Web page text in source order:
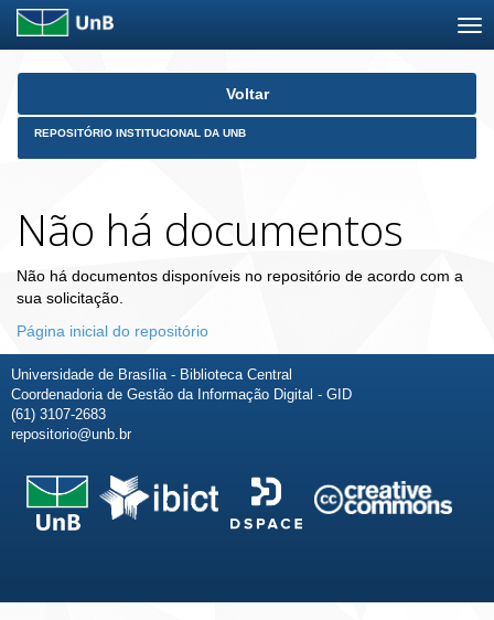
Skip
Voltar
REPOSITÓRIO INSTITUCIONAL DA UNB
Não há documentos
Não há documentos disponíveis no repositório de acordo com a
sua solicitação.
Página inicial do repositório
Universidade de Brasília - Biblioteca Central
Coordenadoria de Gestão da Informação Digital - GID
(61) 3107-2683
repositorio@unb.br